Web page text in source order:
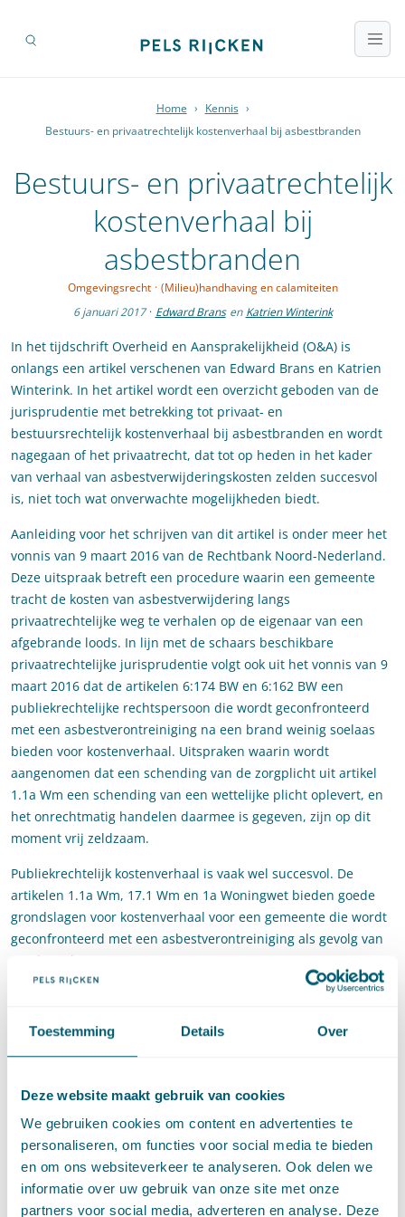
Toestemming Details Over
Deze website maakt gebruik van cookies
We gebruiken cookies om content en advertenties te
personaliseren, om functies voor social media te bieden
en om ons websiteverkeer te analyseren. Ook delen we
informatie over uw gebruik van onze site met onze
partners voor social media, adverteren en analyse. Deze
Home › Kennis ›
Bestuurs- en privaatrechtelijk kostenverhaal bij asbestbranden
Bestuurs- en privaatrechtelijk
kostenverhaal bij
asbestbranden
Omgevingsrecht · (Milieu)handhaving en calamiteiten
6 januari 2017 · Edward Brans en Katrien Winterink
In het tijdschrift Overheid en Aansprakelijkheid (O&A) is
onlangs een artikel verschenen van Edward Brans en Katrien
Winterink. In het artikel wordt een overzicht geboden van de
jurisprudentie met betrekking tot privaat- en
bestuursrechtelijk kostenverhaal bij asbestbranden en wordt
nagegaan of het privaatrecht, dat tot op heden in het kader
van verhaal van asbestverwijderingskosten zelden succesvol
is, niet toch wat onverwachte mogelijkheden biedt.
Aanleiding voor het schrijven van dit artikel is onder meer het
vonnis van 9 maart 2016 van de Rechtbank Noord-Nederland.
Deze uitspraak betreft een procedure waarin een gemeente
tracht de kosten van asbestverwijdering langs
privaatrechtelijke weg te verhalen op de eigenaar van een
afgebrande loods. In lijn met de schaars beschikbare
privaatrechtelijke jurisprudentie volgt ook uit het vonnis van 9
maart 2016 dat de artikelen 6:174 BW en 6:162 BW een
publiekrechtelijke rechtspersoon die wordt geconfronteerd
met een asbestverontreiniging na een brand weinig soelaas
bieden voor kostenverhaal. Uitspraken waarin wordt
aangenomen dat een schending van de zorgplicht uit artikel
1.1a Wm een schending van een wettelijke plicht oplevert, en
het onrechtmatig handelen daarmee is gegeven, zijn op dit
moment vrij zeldzaam.
Publiekrechtelijk kostenverhaal is vaak wel succesvol. De
artikelen 1.1a Wm, 17.1 Wm en 1a Woningwet bieden goede
grondslagen voor kostenverhaal voor een gemeente die wordt
geconfronteerd met een asbestverontreiniging als gevolg van
een brand.
Bron: Mr. E. Brans en mr. K. Winterink, Bestuursrechtelijk en
stand van zaken?, O&A 2016,76.
Deel dit artikel via LinkedIn e-mail
Contact